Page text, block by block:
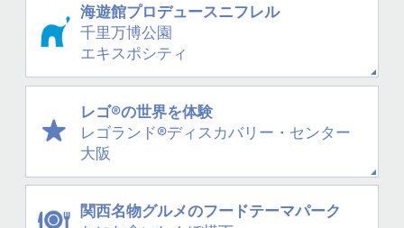
海遊館プロデュースニフレル
千里万博公園
エキスポシティ
レゴ®の世界を体験
レゴランド®ディスカバリー・ センター
大阪
関西名物グルメのフードテーマパーク